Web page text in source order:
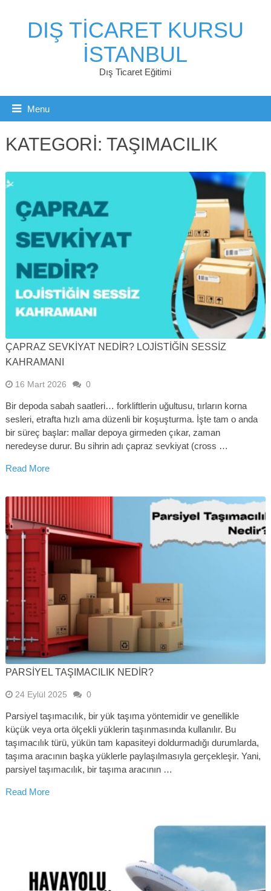
DIŞ TICARET KURSU
İSTANBUL
Dış Ticaret Eğitimi
Menu
KATEGORI: TAŞIMACILIK
ÇAPRAZ SEVKIYAT NEDIR? LOJISTIĞIN SESSIZ
KAHRAMANI
16 Mart 2026 0
Bir depoda sabah saatleri… forkliftlerin uğultusu, tırların korna
sesleri, etrafta hızlı ama düzenli bir koşuşturma. İşte tam o anda
bir süreç başlar: mallar depoya girmeden çıkar, zaman
neredeyse durur. Bu sihrin adı çapraz sevkiyat (cross …
Read More
PARSIYEL TAŞIMACILIK NEDIR?
24 Eylül 2025 0
Parsiyel taşımacılık, bir yük taşıma yöntemidir ve genellikle
küçük veya orta ölçekli yüklerin taşınmasında kullanılır. Bu
taşımacılık türü, yükün tam kapasiteyi doldurmadığı durumlarda,
taşıma aracının başka yüklerle paylaşılmasıyla gerçekleşir. Yani,
parsiyel taşımacılık, bir taşıma aracının …
Read More